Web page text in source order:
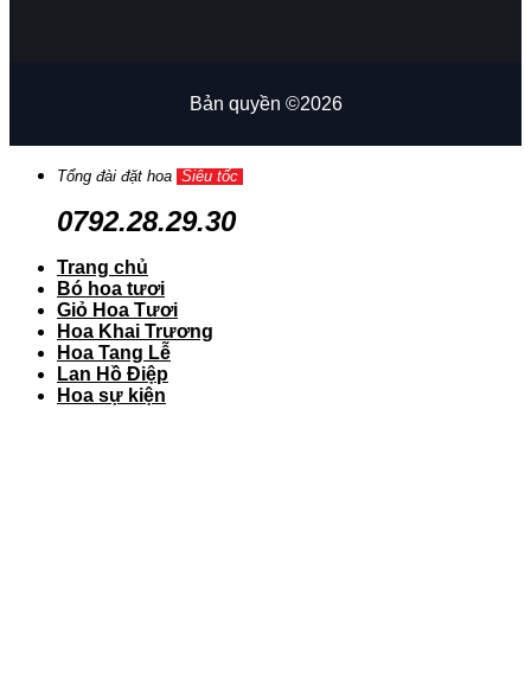
Bản quyền ©2026
Tổng đài đặt hoa Siêu tốc
0792.28.29.30
Trang chủ
Bó hoa tươi
Giỏ Hoa Tươi
Hoa Khai Trương
Hoa Tang Lễ
Lan Hồ Điệp
Hoa sự kiện